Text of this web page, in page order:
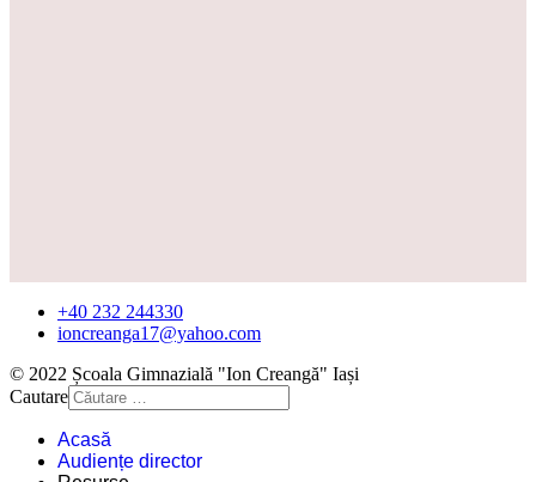
+40 232 244330
ioncreanga17@yahoo.com
© 2022 Școala Gimnazială "Ion Creangă" Iași
Cautare
Acasă
Audiențe director